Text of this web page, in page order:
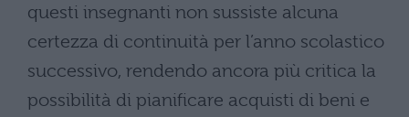
questi insegnanti non sussiste alcuna
certezza di continuità per l’anno scolastico
successivo, rendendo ancora più critica la
possibilità di pianificare acquisti di beni e